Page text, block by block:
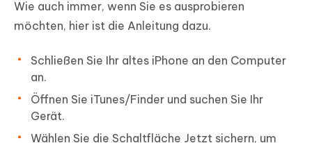
Wie auch immer, wenn Sie es ausprobieren
möchten, hier ist die Anleitung dazu.
Schließen Sie Ihr altes iPhone an den Computer
an.
Öffnen Sie iTunes/Finder und suchen Sie Ihr
Gerät.
Wählen Sie die Schaltfläche Jetzt sichern, um